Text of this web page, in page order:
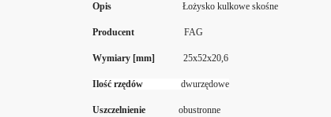
Opis Łożysko kulkowe skośne
Producent FAG
Wymiary [mm] 25x52x20,6
Ilość rzędów dwurzędowe
Uszczelnienie obustronne